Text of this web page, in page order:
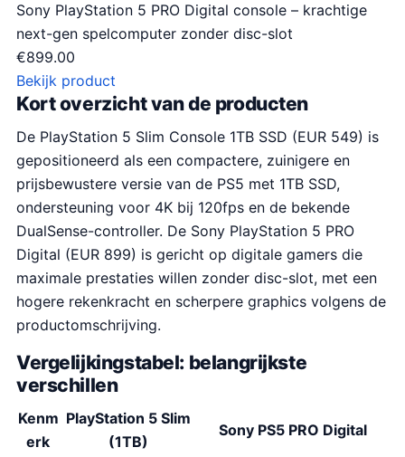
e
p
i
j
s
w
a
s
:
€
9
3
8
.
7
9
.
:
€
9
.
0
0
.
Sony PlayStation 5 PRO Digital console – krachtige
next-gen spelcomputer zonder disc-slot
€899.00
Bekijk product
Kort overzicht van de producten
De PlayStation 5 Slim Console 1TB SSD (EUR 549) is
gepositioneerd als een compactere, zuinigere en
prijsbewustere versie van de PS5 met 1TB SSD,
ondersteuning voor 4K bij 120fps en de bekende
DualSense-controller. De Sony PlayStation 5 PRO
Digital (EUR 899) is gericht op digitale gamers die
maximale prestaties willen zonder disc-slot, met een
hogere rekenkracht en scherpere graphics volgens de
productomschrijving.
Vergelijkingstabel: belangrijkste
verschillen
Kenm
erk
PlayStation 5 Slim
(1TB)
Sony PS5 PRO Digital